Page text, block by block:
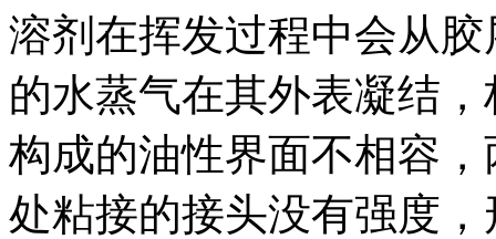
溶剂在挥发过程中会从
的水蒸气在其外表凝结
构成的油性界面不相容
处粘接的接头没有强度